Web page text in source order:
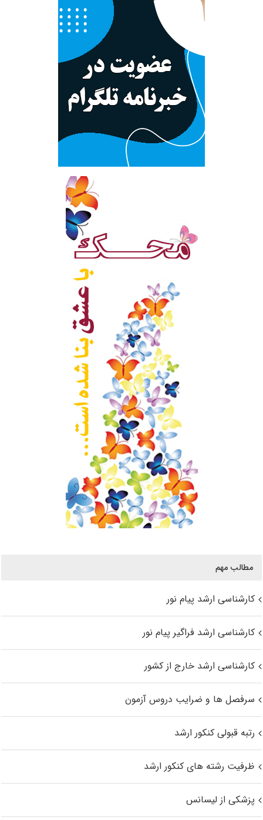
مطالب مهم
کارشناسی ارشد پیام نور
کارشناسی ارشد فراگیر پیام نور
کارشناسی ارشد خارج از کشور
سرفصل ها و ضرایب دروس آزمون
رتبه قبولی کنکور ارشد
ظرفیت رشته های کنکور ارشد
پزشکی از لیسانس